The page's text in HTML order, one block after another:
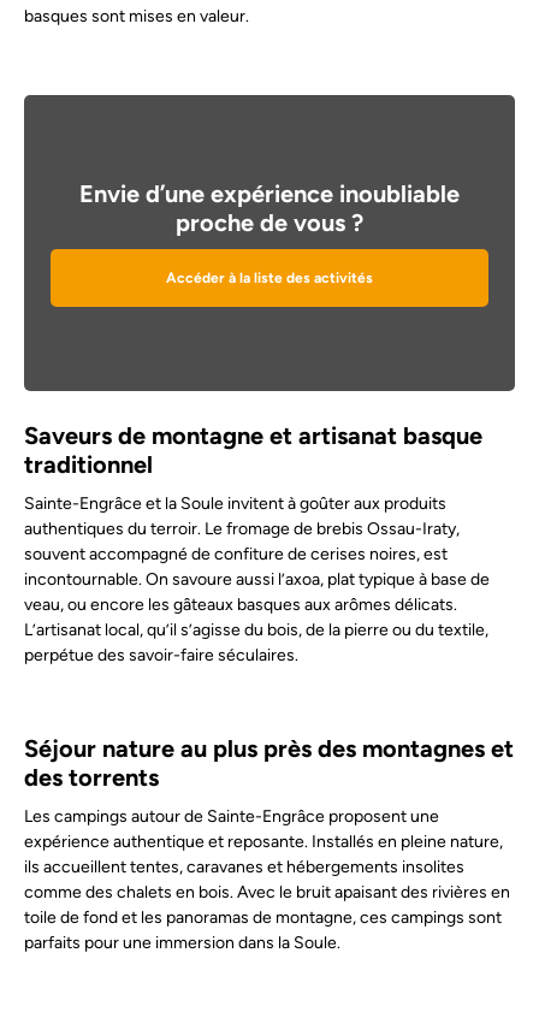
basques sont mises en valeur.
Envie d’une expérience inoubliable
proche de vous ?
Accéder à la liste des activités
Saveurs de montagne et artisanat basque
traditionnel
Sainte-Engrâce et la Soule invitent à goûter aux produits
authentiques du terroir. Le fromage de brebis Ossau-Iraty,
souvent accompagné de confiture de cerises noires, est
incontournable. On savoure aussi l’axoa, plat typique à base de
veau, ou encore les gâteaux basques aux arômes délicats.
L’artisanat local, qu’il s’agisse du bois, de la pierre ou du textile,
perpétue des savoir-faire séculaires.
Séjour nature au plus près des montagnes et
des torrents
Les campings autour de Sainte-Engrâce proposent une
expérience authentique et reposante. Installés en pleine nature,
ils accueillent tentes, caravanes et hébergements insolites
comme des chalets en bois. Avec le bruit apaisant des rivières en
toile de fond et les panoramas de montagne, ces campings sont
parfaits pour une immersion dans la Soule.